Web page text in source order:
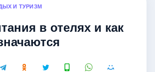
И ТУРИЗМ
в отелях и как